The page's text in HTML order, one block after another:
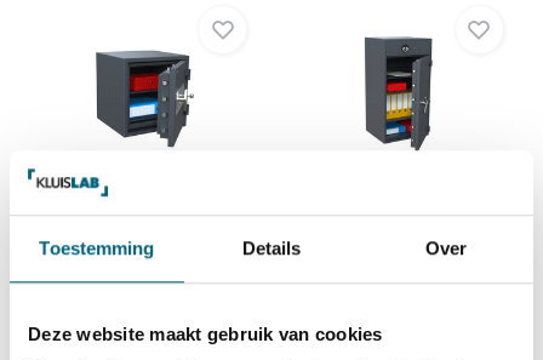
Toestemming Details Over
Deze website maakt gebruik van cookies
Salvus Bologna 46 KL
Zeer degelijke officieel
ECB-S gecertificeerde b...
Op voorraad
Hoogstaande kwalitatieve
officieel door ECB-S ge...
Op voorraad